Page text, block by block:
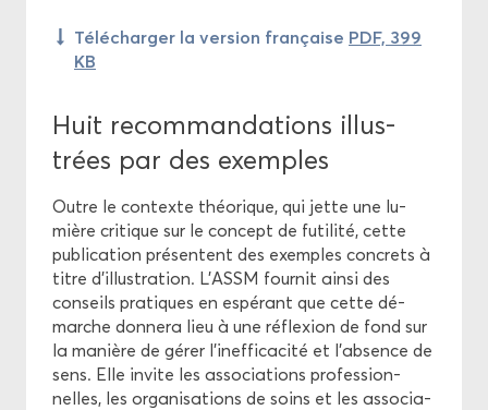
Té­lé­char­ger la ver­sion fran­çaise PDF, 399
KB
Huit re­com­man­da­tions illus­
trées par des exemples
Outre le contexte théo­rique, qui jette une lu­
mière cri­tique sur le concept de fu­ti­li­té, cette
pu­bli­ca­tion pré­sentent des exemples concrets à
titre d’illus­tra­tion. L’ASSM four­nit ainsi des
conseils pra­tiques en es­pé­rant que cette dé­
marche don­ne­ra lieu à une ré­flexion de fond sur
la ma­nière de gérer l’in­ef­fi­ca­ci­té et l’ab­sence de
sens. Elle in­vite les as­so­cia­tions pro­fes­sion­
nelles, les or­ga­ni­sa­tions de soins et les as­so­cia­